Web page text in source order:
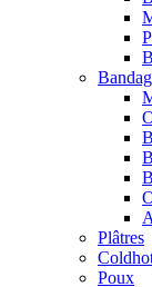
Plâtres
Poux